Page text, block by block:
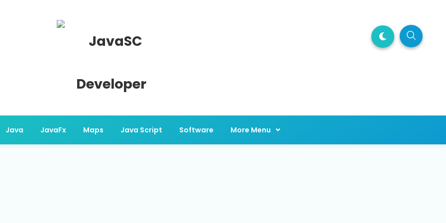
Java JavaFx Maps Java Script Software More Menu